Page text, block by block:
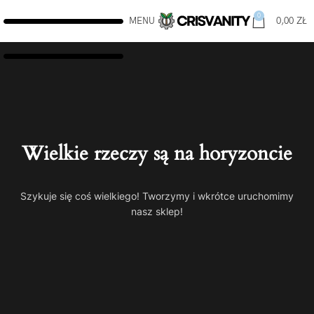
MENU 0 0,00 ZŁ
Wielkie rzeczy są na horyzoncie
Szykuje się coś wielkiego! Tworzymy i wkrótce uruchomimy
nasz sklep!